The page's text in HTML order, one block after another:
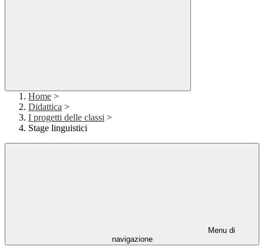
Home >
Didattica >
I progetti delle classi >
Stage linguistici
Menu di
navigazione